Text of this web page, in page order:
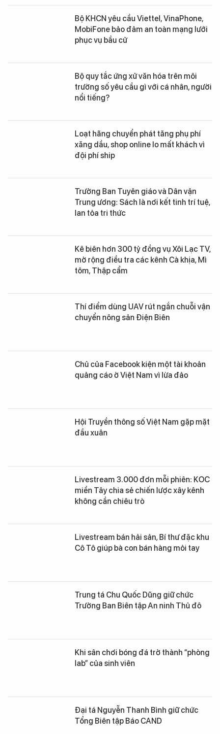
Bộ KHCN yêu cầu Viettel, VinaPhone,
MobiFone bảo đảm an toàn mạng lưới
phục vụ bầu cử
Bộ quy tắc ứng xử văn hóa trên môi
trường số yêu cầu gì với cá nhân, người
nổi tiếng?
Loạt hãng chuyển phát tăng phụ phí
xăng dầu, shop online lo mất khách vì
đội phí ship
Trưởng Ban Tuyên giáo và Dân vận
Trung ương: Sách là nơi kết tinh trí tuệ,
lan tỏa tri thức
Kê biên hơn 300 tỷ đồng vụ Xôi Lạc TV,
mở rộng điều tra các kênh Cà khịa, Mì
tôm, Thập cẩm
Thí điểm dùng UAV rút ngắn chuỗi vận
chuyển nông sản Điện Biên
Chủ của Facebook kiện một tài khoản
quảng cáo ở Việt Nam vì lừa đảo
Hội Truyền thông số Việt Nam gặp mặt
đầu xuân
Livestream 3.000 đơn mỗi phiên: KOC
miền Tây chia sẻ chiến lược xây kênh
không cần chiêu trò
Livestream bán hải sản, Bí thư đặc khu
Cô Tô giúp bà con bán hàng mỏi tay
Trung tá Chu Quốc Dũng giữ chức
Trưởng Ban Biên tập An ninh Thủ đô
Khi sân chơi bóng đá trở thành “phòng
lab” của sinh viên
Đại tá Nguyễn Thanh Bình giữ chức
Tổng Biên tập Báo CAND